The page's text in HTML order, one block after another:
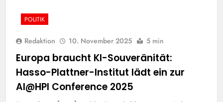
POLITIK
Redaktion 10. November 2025 5 min
Europa braucht KI-Souveränität:
Hasso-Plattner-Institut lädt ein zur
AI@HPI Conference 2025